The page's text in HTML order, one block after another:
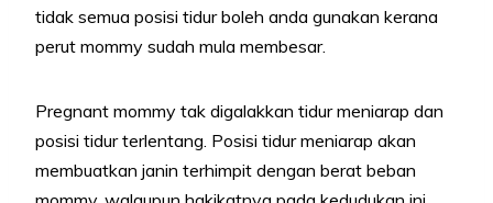
tidak semua posisi tidur boleh anda gunakan kerana
perut mommy sudah mula membesar.
Pregnant mommy tak digalakkan tidur meniarap dan
posisi tidur terlentang. Posisi tidur meniarap akan
membuatkan janin terhimpit dengan berat beban